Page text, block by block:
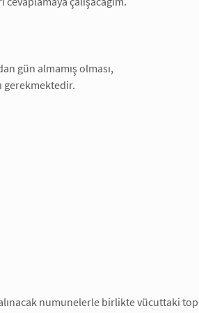
gün almamış olması,
gerekmektedir.
numunelerle birlikte vücuttaki